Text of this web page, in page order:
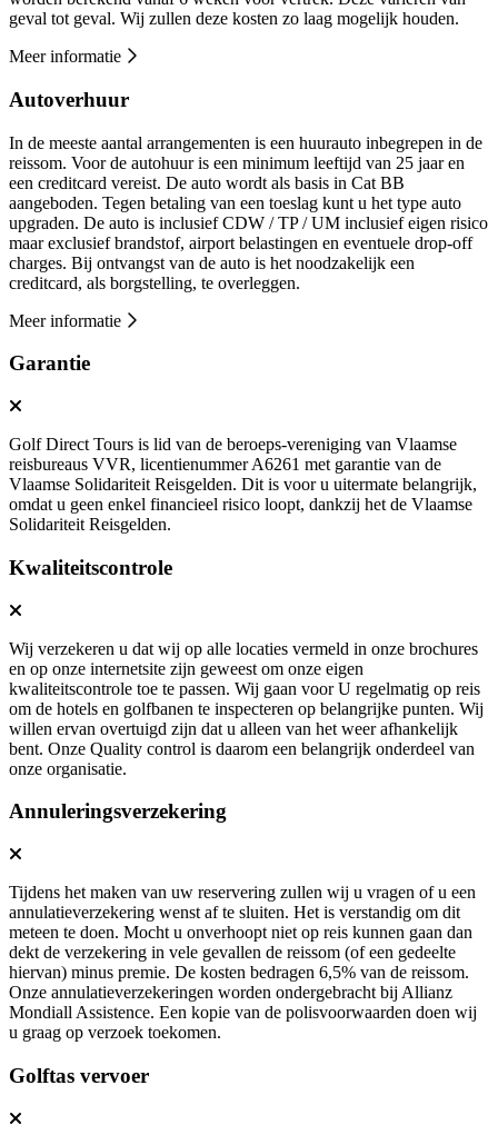
geval tot geval. Wij zullen deze kosten zo laag mogelijk houden.
Meer informatie
Autoverhuur
In de meeste aantal arrangementen is een huurauto inbegrepen in de
reissom. Voor de autohuur is een minimum leeftijd van 25 jaar en
een creditcard vereist. De auto wordt als basis in Cat BB
aangeboden. Tegen betaling van een toeslag kunt u het type auto
upgraden. De auto is inclusief CDW / TP / UM inclusief eigen risico
maar exclusief brandstof, airport belastingen en eventuele drop-off
charges. Bij ontvangst van de auto is het noodzakelijk een
creditcard, als borgstelling, te overleggen.
Meer informatie
Garantie
Golf Direct Tours is lid van de beroeps-vereniging van Vlaamse
reisbureaus VVR, licentienummer A6261 met garantie van de
Vlaamse Solidariteit Reisgelden. Dit is voor u uitermate belangrijk,
omdat u geen enkel financieel risico loopt, dankzij het de Vlaamse
Solidariteit Reisgelden.
Kwaliteitscontrole
Wij verzekeren u dat wij op alle locaties vermeld in onze brochures
en op onze internetsite zijn geweest om onze eigen
kwaliteitscontrole toe te passen. Wij gaan voor U regelmatig op reis
om de hotels en golfbanen te inspecteren op belangrijke punten. Wij
willen ervan overtuigd zijn dat u alleen van het weer afhankelijk
bent. Onze Quality control is daarom een belangrijk onderdeel van
onze organisatie.
Annuleringsverzekering
Tijdens het maken van uw reservering zullen wij u vragen of u een
annulatieverzekering wenst af te sluiten. Het is verstandig om dit
meteen te doen. Mocht u onverhoopt niet op reis kunnen gaan dan
dekt de verzekering in vele gevallen de reissom (of een gedeelte
hiervan) minus premie. De kosten bedragen 6,5% van de reissom.
Onze annulatieverzekeringen worden ondergebracht bij Allianz
Mondiall Assistence. Een kopie van de polisvoorwaarden doen wij
u graag op verzoek toekomen.
Golftas vervoer